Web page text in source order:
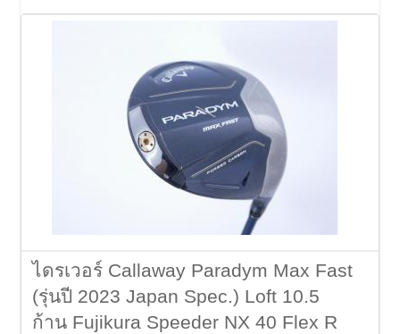
ไดรเวอร์ Callaway Paradym Max Fast
(รุ่นปี 2023 Japan Spec.) Loft 10.5
ก้าน Fujikura Speeder NX 40 Flex R